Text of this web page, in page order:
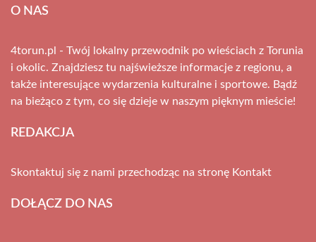
O NAS
4torun.pl - Twój lokalny przewodnik po wieściach z Torunia
i okolic. Znajdziesz tu najświeższe informacje z regionu, a
także interesujące wydarzenia kulturalne i sportowe. Bądź
na bieżąco z tym, co się dzieje w naszym pięknym mieście!
REDAKCJA
Skontaktuj się z nami przechodząc na stronę Kontakt
DOŁĄCZ DO NAS